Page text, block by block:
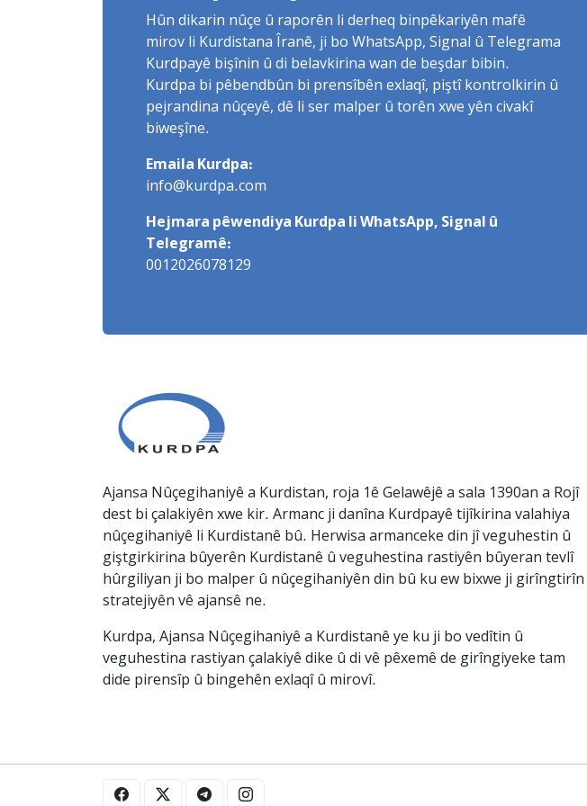
Hûn dikarin nûçe û raporên li derheq binpêkariyên mafê
mirov li Kurdistana Îranê, ji bo WhatsApp, Signal û Telegrama
Kurdpayê bişînin û di belavkirina wan de beşdar bibin.
Kurdpa bi pêbendbûn bi prensîbên exlaqî, piştî kontrolkirin û
pejrandina nûçeyê, dê li ser malper û torên xwe yên civakî
biweşîne.
Emaila Kurdpa:
info@kurdpa.com
Hejmara pêwendiya Kurdpa li WhatsApp, Signal û
Telegramê:
0012026078129
Ajansa Nûçegihaniyê a Kurdistan, roja 1ê Gelawêjê a sala 1390an a Rojî
dest bi çalakiyên xwe kir. Armanc ji danîna Kurdpayê tijîkirina valahiya
nûçegihaniyê li Kurdistanê bû. Herwisa armanceke din jî veguhestin û
giştgirkirina bûyerên Kurdistanê û veguhestina rastiyên bûyeran tevlî
hûrgiliyan ji bo malper û nûçegihaniyên din bû ku ew bixwe ji girîngtirîn
stratejiyên vê ajansê ne.
Kurdpa, Ajansa Nûçegihaniyê a Kurdistanê ye ku ji bo vedîtin û
veguhestina rastiyan çalakiyê dike û di vê pêxemê de girîngiyeke tam
dide pirensîp û bingehên exlaqî û mirovî.